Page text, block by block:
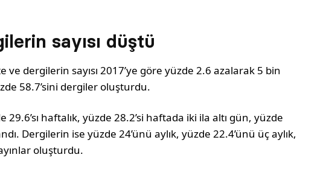
sayısı düştü
ve dergilerin sayısı 2017’ye göre yüzde 2.6 azalarak 5 bin
58.7’sini dergiler oluşturdu.
29.6’sı haftalık, yüzde 28.2’si haftada iki ila altı gün, yüzde
Dergilerin ise yüzde 24’ünü aylık, yüzde 22.4’ünü üç aylık,
oluşturdu.